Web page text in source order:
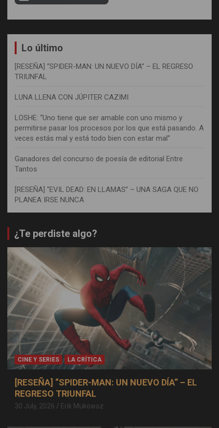
Lo último
[RESEÑA] “SPIDER-MAN: UN NUEVO DÍA” – EL REGRESO
TRIUNFAL
LUNA LLENA CON JÚPITER CAZIMI
LOSHE: “Uno tiene que ser amable con uno mismo y
permitirse pasar los procesos por los que está pasando. A
veces estás mal y está todo bien con estar mal”
Ganadores del concurso de poesía de editorial Entre
Tantos
[RESEÑA] “EVIL DEAD: EN LLAMAS” – UNA SAGA QUE NO
PLANEA IRSE NUNCA
¿Te perdiste algo?
CINE Y SERIES LA CRÍTICA
[RESEÑA] “SPIDER-MAN: UN NUEVO DÍA” – EL
REGRESO TRIUNFAL
30 July, 2026 Erik Mukowoz